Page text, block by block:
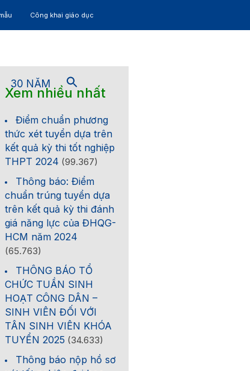
Công khai giáo dục
30 NĂM
Xem nhiều nhất
Điểm chuẩn phương
thức xét tuyển dựa trên
kết quả kỳ thi tốt nghiệp
THPT 2024 (99.367)
Thông báo: Điểm
chuẩn trúng tuyển dựa
trên kết quả kỳ thi đánh
giá năng lực của ĐHQG-
HCM năm 2024
(65.763)
THÔNG BÁO TỔ
CHỨC TUẦN SINH
HOẠT CÔNG DÂN –
SINH VIÊN ĐỐI VỚI
TÂN SINH VIÊN KHÓA
TUYỂN 2025 (34.633)
Thông báo nộp hồ sơ